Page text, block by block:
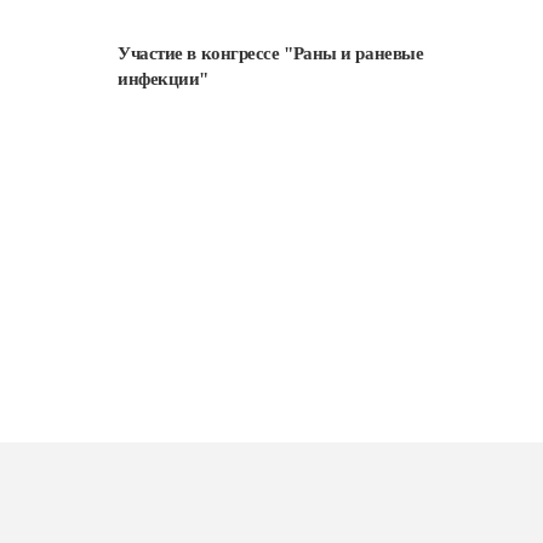
Участие в конгрессе "Раны и раневые
инфекции"
Подробнее